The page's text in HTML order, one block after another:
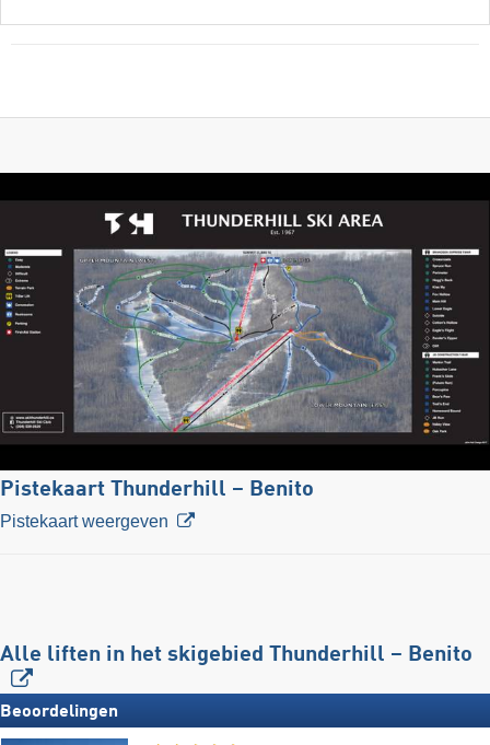
Pistekaart Thunderhill – Benito
Pistekaart weergeven
Alle liften in het skigebied Thunderhill – Benito
Beoordelingen